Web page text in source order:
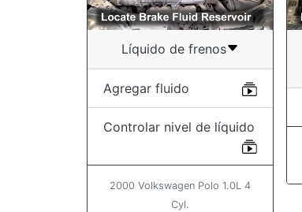
Líquido de frenos
Agregar fluido
Controlar nivel de líquido
2000 Volkswagen Polo 1.0L 4
Cyl.